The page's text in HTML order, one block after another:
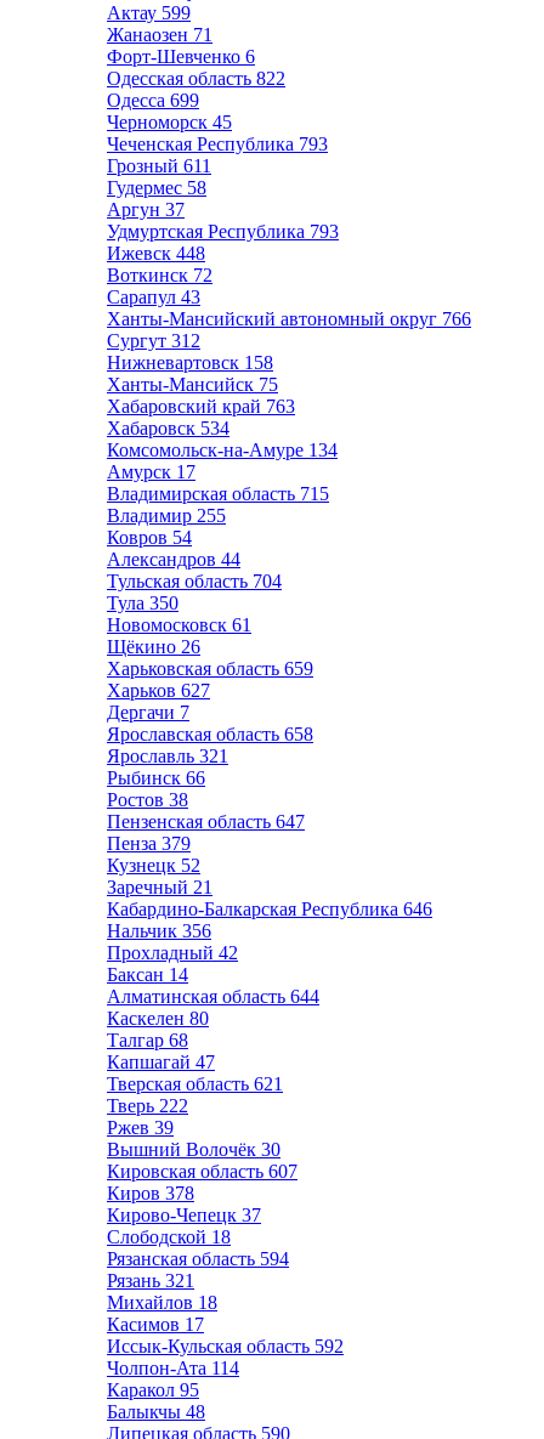
Актау 599
Жанаозен 71
Форт-Шевченко 6
Одесская область 822
Одесса 699
Черноморск 45
Чеченская Республика 793
Грозный 611
Гудермес 58
Аргун 37
Удмуртская Республика 793
Ижевск 448
Воткинск 72
Сарапул 43
Ханты-Мансийский автономный округ 766
Сургут 312
Нижневартовск 158
Ханты-Мансийск 75
Хабаровский край 763
Хабаровск 534
Комсомольск-на-Амуре 134
Амурск 17
Владимирская область 715
Владимир 255
Ковров 54
Александров 44
Тульская область 704
Тула 350
Новомосковск 61
Щёкино 26
Харьковская область 659
Харьков 627
Дергачи 7
Ярославская область 658
Ярославль 321
Рыбинск 66
Ростов 38
Пензенская область 647
Пенза 379
Кузнецк 52
Заречный 21
Кабардино-Балкарская Республика 646
Нальчик 356
Прохладный 42
Баксан 14
Алматинская область 644
Каскелен 80
Талгар 68
Капшагай 47
Тверская область 621
Тверь 222
Ржев 39
Вышний Волочёк 30
Кировская область 607
Киров 378
Кирово-Чепецк 37
Слободской 18
Рязанская область 594
Рязань 321
Михайлов 18
Касимов 17
Иссык-Кульская область 592
Чолпон-Ата 114
Каракол 95
Балыкчы 48
Липецкая область 590